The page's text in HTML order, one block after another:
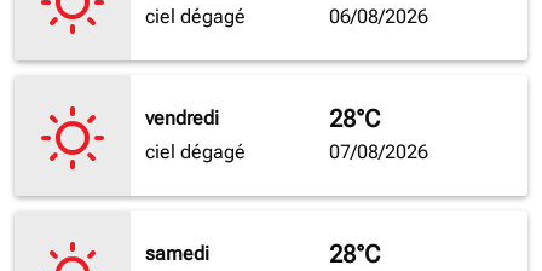
ciel dégagé
06/08/2026
vendredi
ciel dégagé
28°C
07/08/2026
samedi
28°C